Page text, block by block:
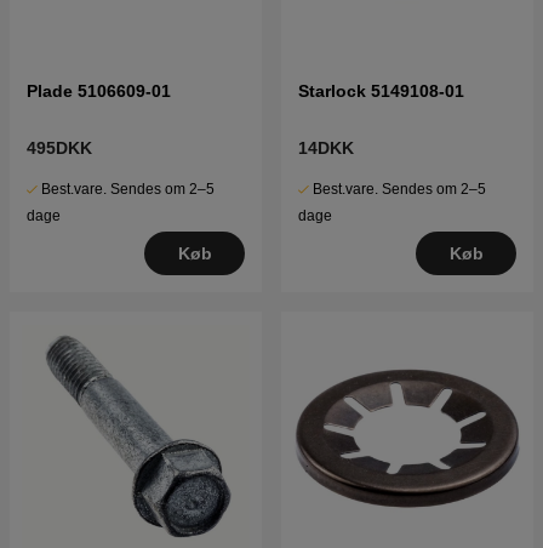
Plade 5106609-01
495DKK
Best.vare. Sendes om 2–5
dage
Køb
Starlock 5149108-01
14DKK
Best.vare. Sendes om 2–5
dage
Køb